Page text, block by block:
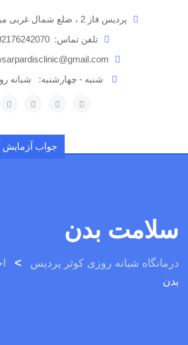
پردیس فاز 2 ، ضلع شمال غربی میدان امام
تلفن تماس:
شنبه - چهارشنبه:
شبانه
جواب آزمایش
سلامت بدن
درمانگاه شبانه روزی کوثر پردیس >
بدن